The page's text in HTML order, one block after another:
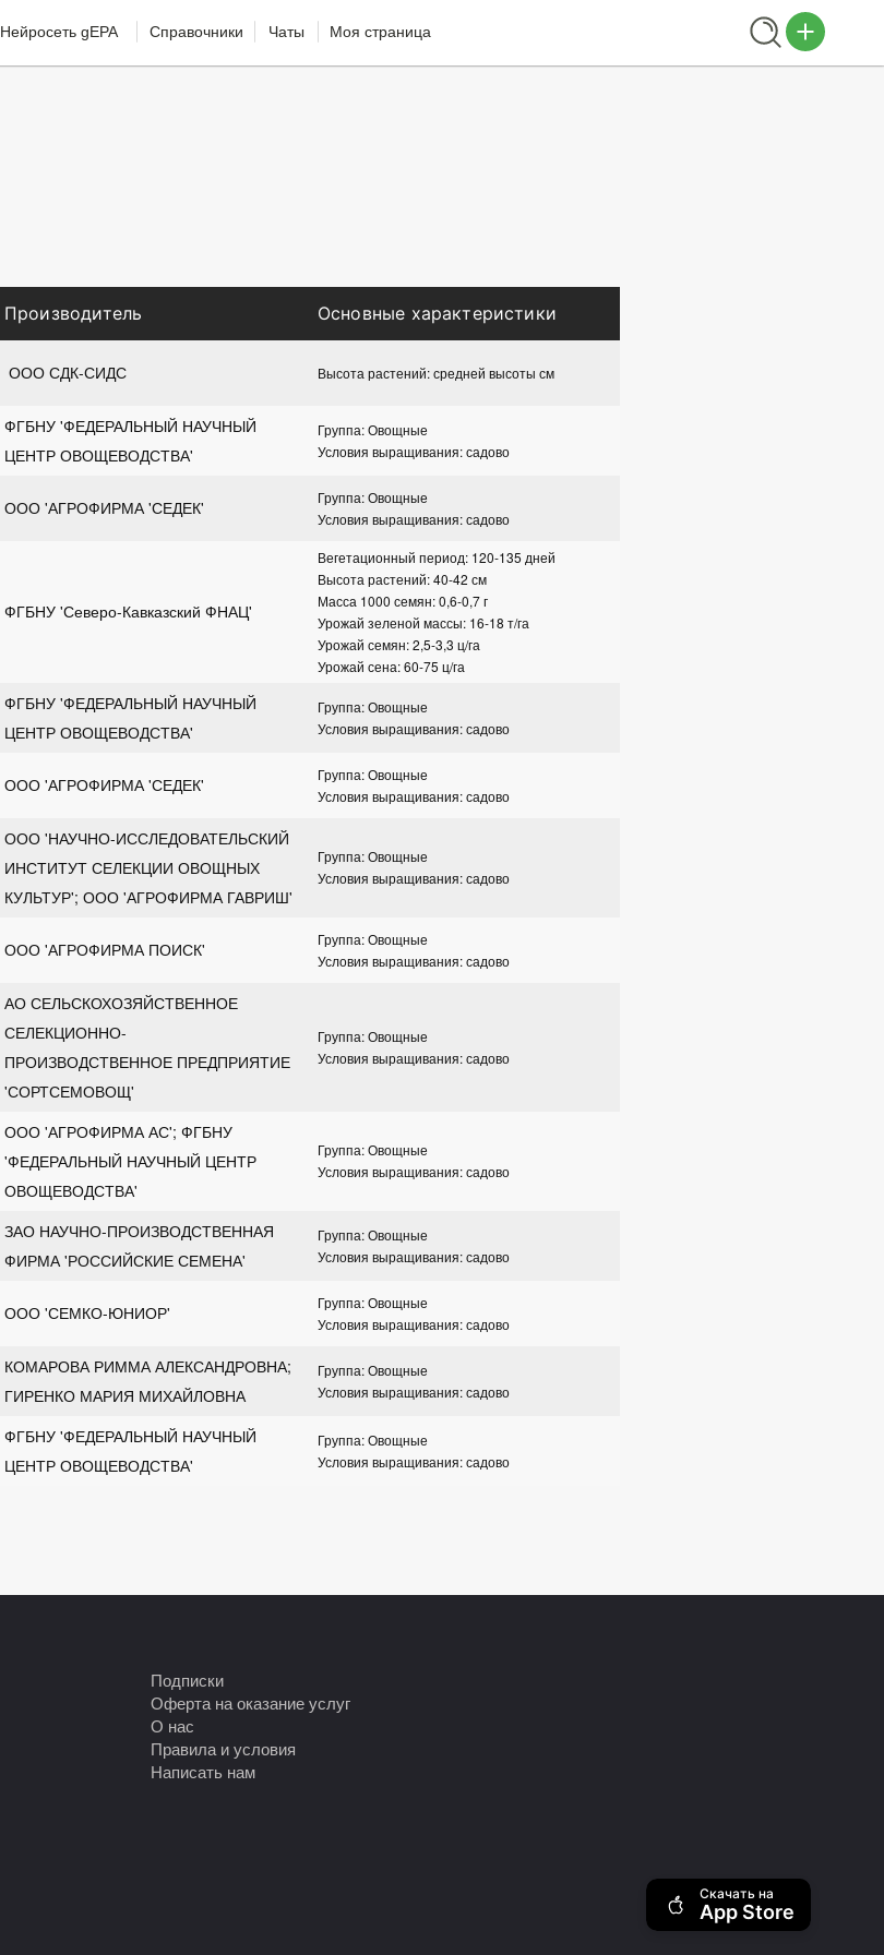
Нейросеть gEPA Справочники Чаты Моя страница
Производитель Основные характеристики
ООО СДК-СИДС Высота растений: средней высоты см
ФГБНУ 'ФЕДЕРАЛЬНЫЙ НАУЧНЫЙ
ЦЕНТР ОВОЩЕВОДСТВА'
Группа: Овощные
Условия выращивания: садово
ООО 'АГРОФИРМА 'СЕДЕК'
Группа: Овощные
Условия выращивания: садово
ФГБНУ 'Северо-Кавказский ФНАЦ'
Вегетационный период: 120-135 дней
Высота растений: 40-42 см
Масса 1000 семян: 0,6-0,7 г
Урожай зеленой массы: 16-18 т/га
Урожай семян: 2,5-3,3 ц/га
Урожай сена: 60-75 ц/га
ФГБНУ 'ФЕДЕРАЛЬНЫЙ НАУЧНЫЙ
ЦЕНТР ОВОЩЕВОДСТВА'
Группа: Овощные
Условия выращивания: садово
ООО 'АГРОФИРМА 'СЕДЕК'
Группа: Овощные
Условия выращивания: садово
ООО 'НАУЧНО-ИССЛЕДОВАТЕЛЬСКИЙ
ИНСТИТУТ СЕЛЕКЦИИ ОВОЩНЫХ
КУЛЬТУР'; ООО 'АГРОФИРМА ГАВРИШ'
Группа: Овощные
Условия выращивания: садово
ООО 'АГРОФИРМА ПОИСК'
Группа: Овощные
Условия выращивания: садово
АО СЕЛЬСКОХОЗЯЙСТВЕННОЕ
СЕЛЕКЦИОННО-
ПРОИЗВОДСТВЕННОЕ ПРЕДПРИЯТИЕ
'СОРТСЕМОВОЩ'
Группа: Овощные
Условия выращивания: садово
ООО 'АГРОФИРМА АС'; ФГБНУ
'ФЕДЕРАЛЬНЫЙ НАУЧНЫЙ ЦЕНТР
ОВОЩЕВОДСТВА'
Группа: Овощные
Условия выращивания: садово
ЗАО НАУЧНО-ПРОИЗВОДСТВЕННАЯ
ФИРМА 'РОССИЙСКИЕ СЕМЕНА'
Группа: Овощные
Условия выращивания: садово
ООО 'СЕМКО-ЮНИОР'
Группа: Овощные
Условия выращивания: садово
КОМАРОВА РИММА АЛЕКСАНДРОВНА;
ГИРЕНКО МАРИЯ МИХАЙЛОВНА
Группа: Овощные
Условия выращивания: садово
ФГБНУ 'ФЕДЕРАЛЬНЫЙ НАУЧНЫЙ
ЦЕНТР ОВОЩЕВОДСТВА'
Группа: Овощные
Условия выращивания: садово
Подписки
Оферта на оказание услуг
О нас
Правила и условия
Написать нам
Скачать на
App Store